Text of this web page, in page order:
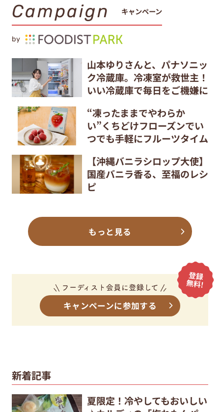
Campaign キャンペーン
by
山本ゆりさんと、パナソニッ
ク冷蔵庫。冷凍室が救世主！
いい冷蔵庫で毎日をご機嫌に
“凍ったままでやわらか
い”くちどけフローズンでい
つでも手軽にフルーツタイム
【沖縄バニラシロップ大使】
国産バニラ香る、至福のレシ
ピ
もっと見る
キャンペーンに参加する
新着記事
夏限定！冷やしてもおいしい